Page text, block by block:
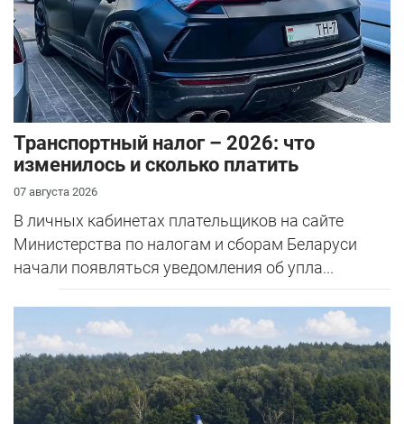
Транспортный налог – 2026: что
изменилось и сколько платить
07 августа 2026
В личных кабинетах плательщиков на сайте
Министерства по налогам и сборам Беларуси
начали появляться уведомления об упла...